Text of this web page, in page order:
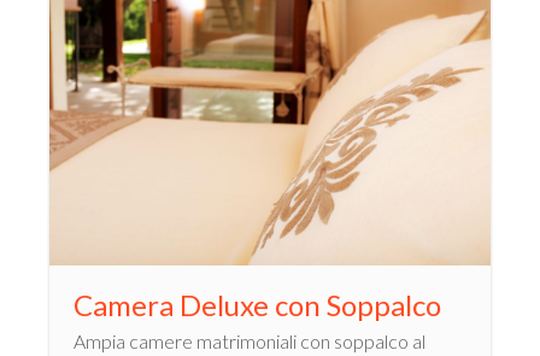
Camera Deluxe con Soppalco
Ampia camere matrimoniali con soppalco al